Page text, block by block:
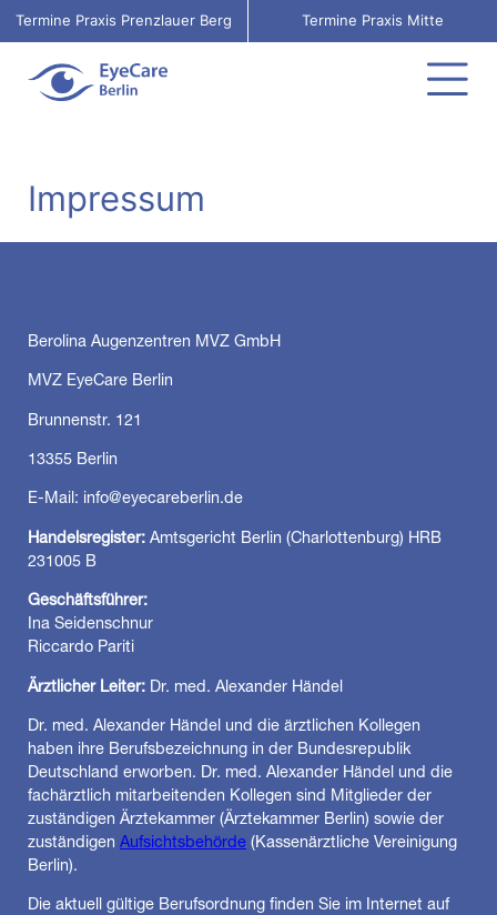
Termine Praxis Prenzlauer Berg Termine Praxis Mitte
Impressum
Berolina Augenzentren MVZ GmbH
MVZ EyeCare Berlin
Brunnenstr. 121
13355 Berlin
E-Mail: info@eyecareberlin.de
Handelsregister: Amtsgericht Berlin (Charlottenburg) HRB
231005 B
Geschäftsführer:
Ina Seidenschnur
Riccardo Pariti
Ärztlicher Leiter: Dr. med. Alexander Händel
Dr. med. Alexander Händel und die ärztlichen Kollegen
haben ihre Berufsbezeichnung in der Bundesrepublik
Deutschland erworben. Dr. med. Alexander Händel und die
fachärztlich mitarbeitenden Kollegen sind Mitglieder der
zuständigen Ärztekammer (Ärztekammer Berlin) sowie der
zuständigenAufsichtsbehörde (Kassenärztliche Vereinigung
Berlin).
Die aktuell gültige Berufsordnung finden Sie im Internet auf